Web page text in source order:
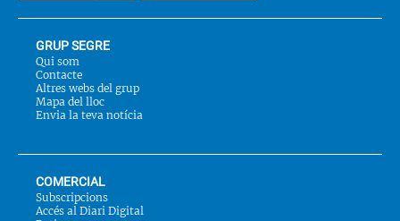
GRUP SEGRE
Qui som
Contacte
Altres webs del grup
Mapa del lloc
Envia la teva notícia
COMERCIAL
Subscripcions
Accés al Diari Digital